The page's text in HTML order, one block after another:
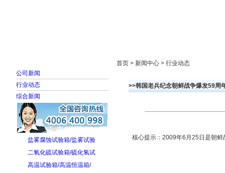
公司新闻
行业动态
综合新闻
盐雾腐蚀试验箱/盐雾试验
二氧化硫试验箱/硫化氢试
高温试验箱/高温恒温箱/
首页 > 新闻中心 > 行业动态
>>韩国老兵纪念朝鲜战争爆发59周
核心提示：2009年6月25日是朝